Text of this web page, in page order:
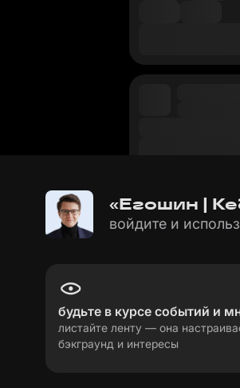
«Егошин |
войдите и
будьте в курсе событий и
листайте ленту — она
бэкграунд и интересы